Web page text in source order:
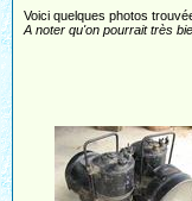
Voici quelques photos
A noter qu'on pourrait très